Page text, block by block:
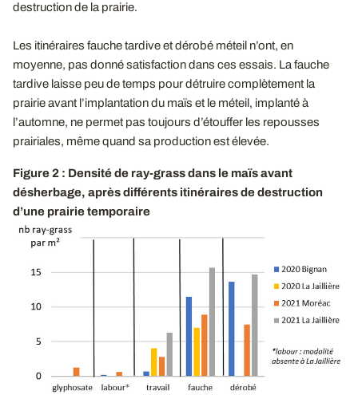
destruction de la prairie.
Les itinéraires fauche tardive et dérobé méteil n’ont, en
moyenne, pas donné satisfaction dans ces essais. La fauche
tardive laisse peu de temps pour détruire complètement la
prairie avant l’implantation du maïs et le méteil, implanté à
l’automne, ne permet pas toujours d’étouffer les repousses
prairiales, même quand sa production est élevée.
Figure 2 : Densité de ray-grass dans le maïs avant
désherbage, après différents itinéraires de destruction
d’une prairie temporaire